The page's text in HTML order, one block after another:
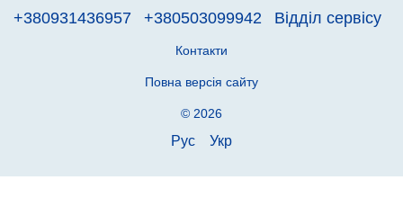
+380931436957 +380503099942 Відділ сервісу
Контакти
Повна версія сайту
© 2026
Рус Укр